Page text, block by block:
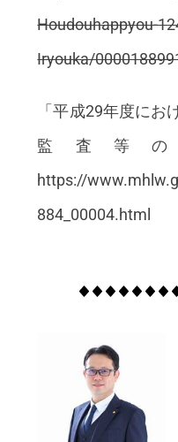
Houdouhappyou-
Iryouka/
「平成29年度にお
監査等
https://
884_00004.html